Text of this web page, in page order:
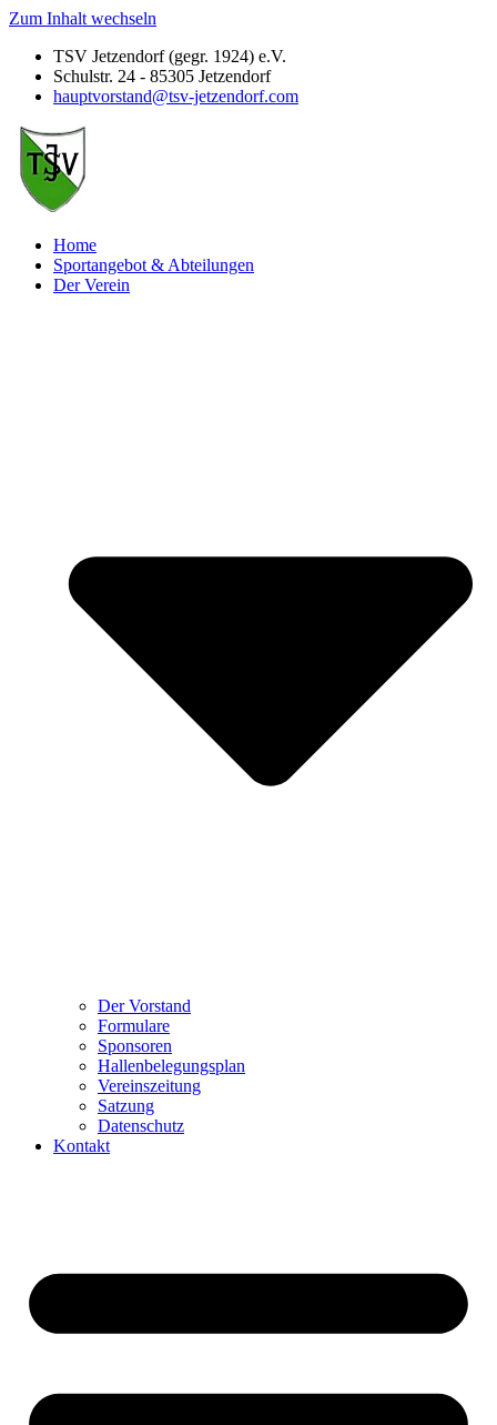
Zum Inhalt wechseln
TSV Jetzendorf (gegr. 1924) e.V.
Schulstr. 24 - 85305 Jetzendorf
hauptvorstand@tsv-jetzendorf.com
Home
Sportangebot & Abteilungen
Der Verein
Der Vorstand
Formulare
Sponsoren
Hallenbelegungsplan
Vereinszeitung
Satzung
Datenschutz
Kontakt